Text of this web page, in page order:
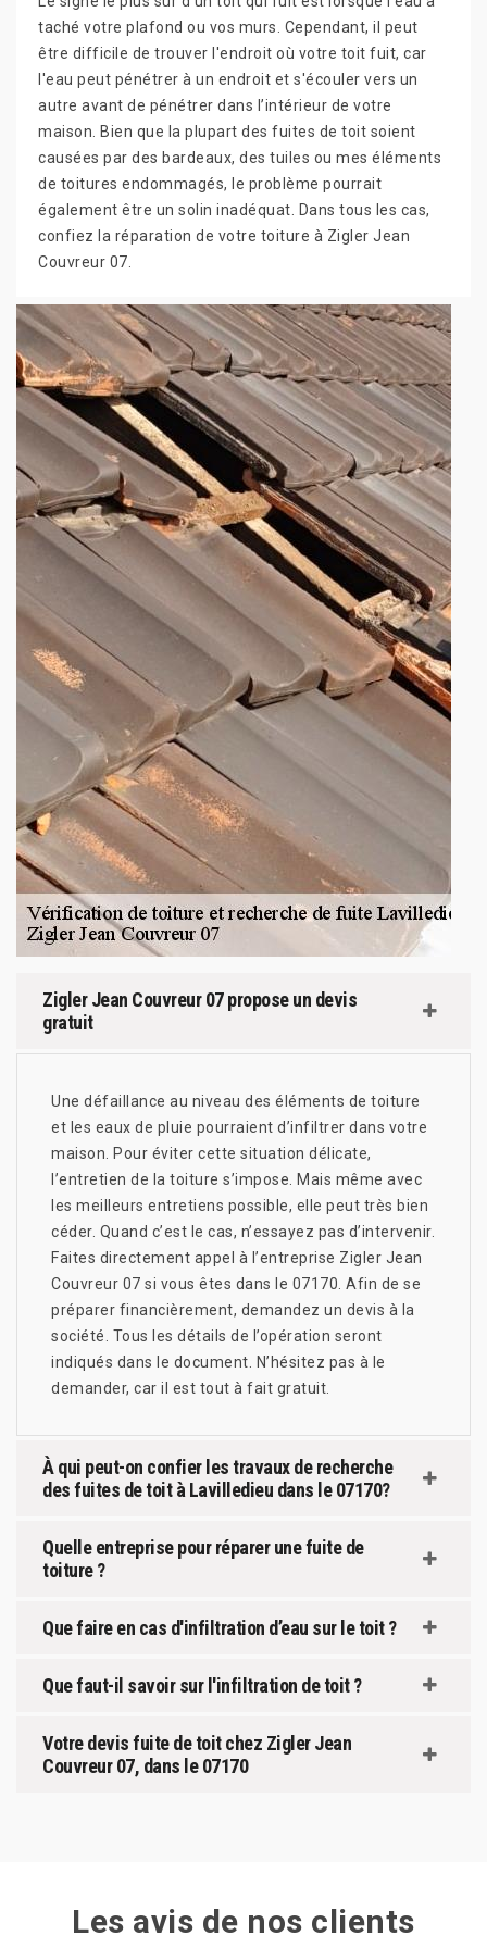
taché votre plafond ou vos murs. Cependant, il peut
être difficile de trouver l'endroit où votre toit fuit, car
l'eau peut pénétrer à un endroit et s'écouler vers un
autre avant de pénétrer dans l’intérieur de votre
maison. Bien que la plupart des fuites de toit soient
causées par des bardeaux, des tuiles ou mes éléments
de toitures endommagés, le problème pourrait
également être un solin inadéquat. Dans tous les cas,
confiez la réparation de votre toiture à Zigler Jean
Couvreur 07.
Zigler Jean Couvreur 07 propose un devis
gratuit
Une défaillance au niveau des éléments de toiture
et les eaux de pluie pourraient d’infiltrer dans votre
maison. Pour éviter cette situation délicate,
l’entretien de la toiture s’impose. Mais même avec
les meilleurs entretiens possible, elle peut très bien
céder. Quand c’est le cas, n’essayez pas d’intervenir.
Faites directement appel à l’entreprise Zigler Jean
Couvreur 07 si vous êtes dans le 07170. Afin de se
préparer financièrement, demandez un devis à la
société. Tous les détails de l’opération seront
indiqués dans le document. N’hésitez pas à le
demander, car il est tout à fait gratuit.
À qui peut-on confier les travaux de recherche
des fuites de toit à Lavilledieu dans le 07170?
Quelle entreprise pour réparer une fuite de
toiture ?
Que faire en cas d'infiltration d’eau sur le toit ?
Que faut-il savoir sur l'infiltration de toit ?
Votre devis fuite de toit chez Zigler Jean
Couvreur 07, dans le 07170
Les avis de nos clients